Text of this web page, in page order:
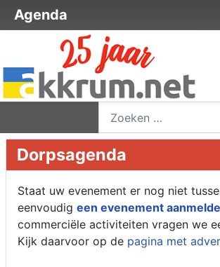
Dorpsagenda
Staat uw evenement er nog niet
eenvoudig een evenement
commerciële activiteiten vragen we
Kijk daarvoor op de pagina met
Agenda